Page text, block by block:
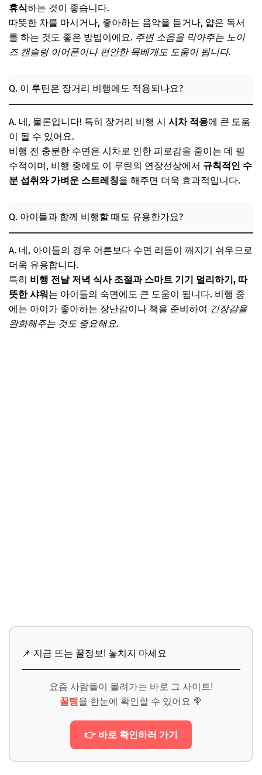
휴식하는 것이 좋습니다.
따뜻한 차를 마시거나, 좋아하는 음악을 듣거나, 얇은 독서
를 하는 것도 좋은 방법이에요. 주변 소음을 막아주는 노이
즈 캔슬링 이어폰이나 편안한 목베개도 도움이 됩니다.
Q. 이 루틴은 장거리 비행에도 적용되나요?
A. 네, 물론입니다! 특히 장거리 비행 시 시차 적응에 큰 도움
이 될 수 있어요.
비행 전 충분한 수면은 시차로 인한 피로감을 줄이는 데 필
수적이며, 비행 중에도 이 루틴의 연장선상에서 규칙적인 수
분 섭취와 가벼운 스트레칭을 해주면 더욱 효과적입니다.
Q. 아이들과 함께 비행할 때도 유용한가요?
A. 네, 아이들의 경우 어른보다 수면 리듬이 깨지기 쉬우므로
더욱 유용합니다.
특히 비행 전날 저녁 식사 조절과 스마트 기기 멀리하기, 따
뜻한 샤워는 아이들의 숙면에도 큰 도움이 됩니다. 비행 중
에는 아이가 좋아하는 장난감이나 책을 준비하여 긴장감을
완화해주는 것도 중요해요.
📌 지금 뜨는 꿀정보! 놓치지 마세요
요즘 사람들이 몰려가는 바로 그 사이트!
꿀템 을 한눈에 확인할 수 있어요 🍭
👉 바로 확인하러 가기